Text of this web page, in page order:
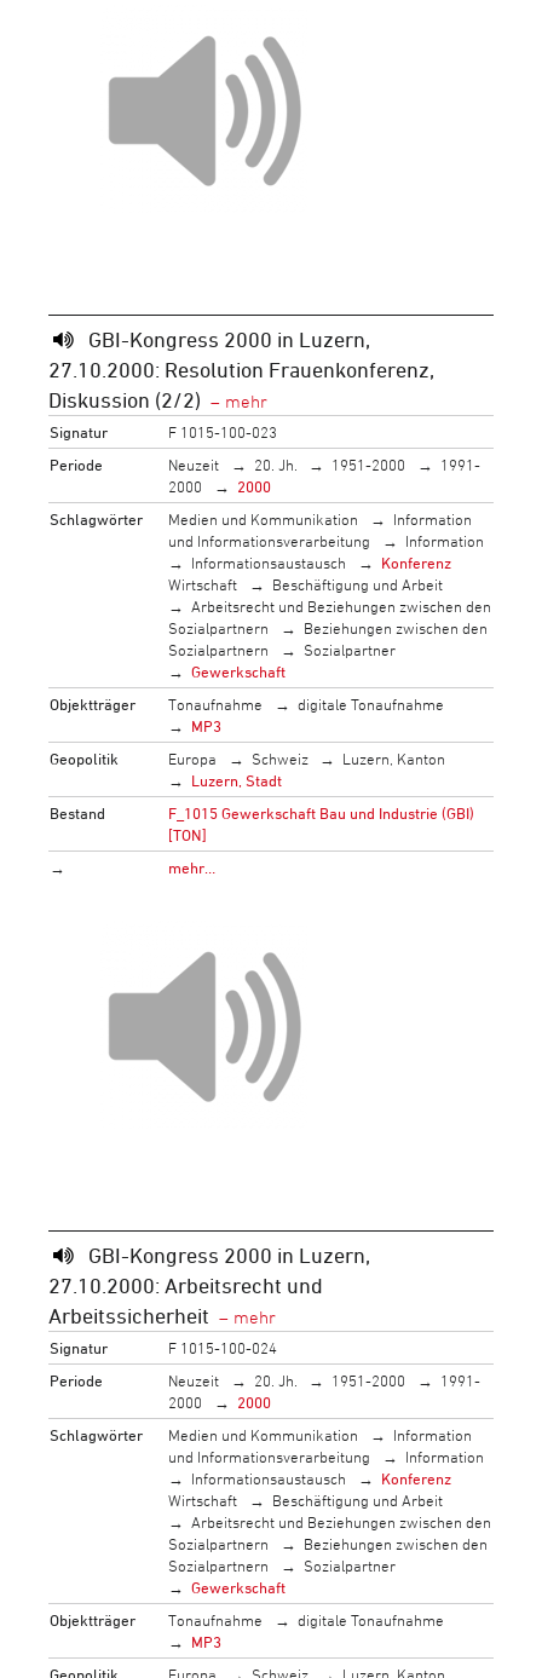
GBI-Kongress 2000 in Luzern,
27.10.2000: Resolution Frauenkonferenz,
Diskussion (2/2)
Signatur
F 1015-100-023
Periode
Neuzeit 20. Jh. 1951-2000
1991-
2000
2000
Schlagwörter
Medien und Kommunikation
Information
und Informationsverarbeitung
Information
Informationsaustausch
Konferenz
Wirtschaft
Beschäftigung und Arbeit
Arbeitsrecht und Beziehungen zwischen den
Sozialpartnern
Beziehungen zwischen den
Sozialpartnern
Sozialpartner
Gewerkschaft
Objektträger
Tonaufnahme
digitale Tonaufnahme
MP3
Geopolitik
Europa Schweiz
Luzern, Kanton
Luzern, Stadt
Bestand
F_1015 Gewerkschaft Bau und Industrie (GBI)
[TON]
→
mehr…
GBI-Kongress 2000 in Luzern,
27.10.2000: Arbeitsrecht und
Arbeitssicherheit
Signatur
F 1015-100-024
Periode
Neuzeit 20. Jh. 1951-2000
1991-
2000
2000
Schlagwörter
Medien und Kommunikation
Information
und Informationsverarbeitung
Information
Informationsaustausch
Konferenz
Wirtschaft
Beschäftigung und Arbeit
Arbeitsrecht und Beziehungen zwischen den
Sozialpartnern
Beziehungen zwischen den
Sozialpartnern
Sozialpartner
Gewerkschaft
Objektträger
Tonaufnahme
digitale Tonaufnahme
MP3